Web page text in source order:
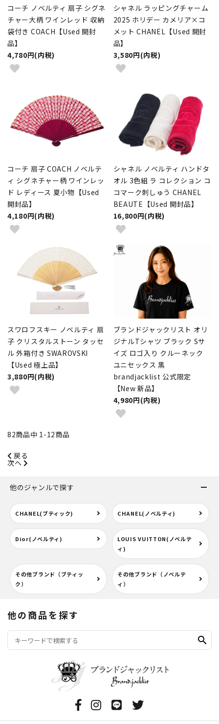
コーチ ノベルティ 扇子 シグネ
チャー大柄 ワインレッド 収納
袋付き COACH【Used 開封
品】
4,780円(内税)
シャネル ラッピングチャーム
2025 ホリデー カメリア×コ
メット CHANEL【Used 開封
品】
3,580円(内税)
コーチ 扇子 COACH ノベルテ
ィ シグネチャー柄 ワインレッ
ド レディース 夏小物【Used
開封品】
4,180円(内税)
シャネル ノベルティ ハンドタ
オル 3色組 ラ コレクション コ
コマーク刺しゅう CHANEL
BEAUTE【Used 開封品】
16,800円(内税)
スワロフスキー ノベルティ 扇
子 クリスタルストーン タッセ
ル 外箱付き SWAROVSKI
【Used 極上品】
3,880円(内税)
ブランドジャックリスト オリ
ジナルTシャツ ブラック Sサ
イズ ロゴ入り クルーネック
ユニセックス 黒
brandjacklist 公式限定
【New 新品】
4,980円(内税)
82商品中 1-12商品
戻る
次へ
他のジャンルで探す
CHANEL(ブティック) CHANEL(ノベルティ)
Dior(ノベルティ)
LOUIS VUITTON(ノベルテ
ィ)
その他ブランド（ブティッ
ク）
その他ブランド（ノベルテ
ィ）
他の商品を探す
search